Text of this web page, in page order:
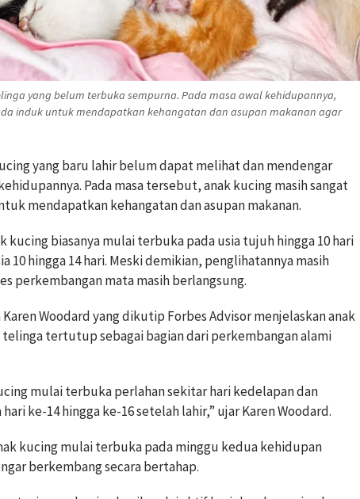
yang belum terbuka sempurna. Pada masa awal kehidupannya,
induk untuk mendapatkan kehangatan dan asupan makanan agar
yang baru lahir belum dapat melihat dan mendengar
Pada masa tersebut, anak kucing masih sangat
mendapatkan kehangatan dan asupan makanan.
kucing biasanya mulai terbuka pada usia tujuh hingga 10 hari
10 hingga 14 hari. Meski demikian, penglihatannya masih
perkembangan mata masih berlangsung.
Woodard yang dikutip Forbes Advisor menjelaskan anak
tertutup sebagai bagian dari perkembangan alami
mulai terbuka perlahan sekitar hari kedelapan dan
ke-14 hingga ke-16 setelah lahir,” ujar Karen Woodard.
kucing mulai terbuka pada minggu kedua kehidupan
berkembang secara bertahap.